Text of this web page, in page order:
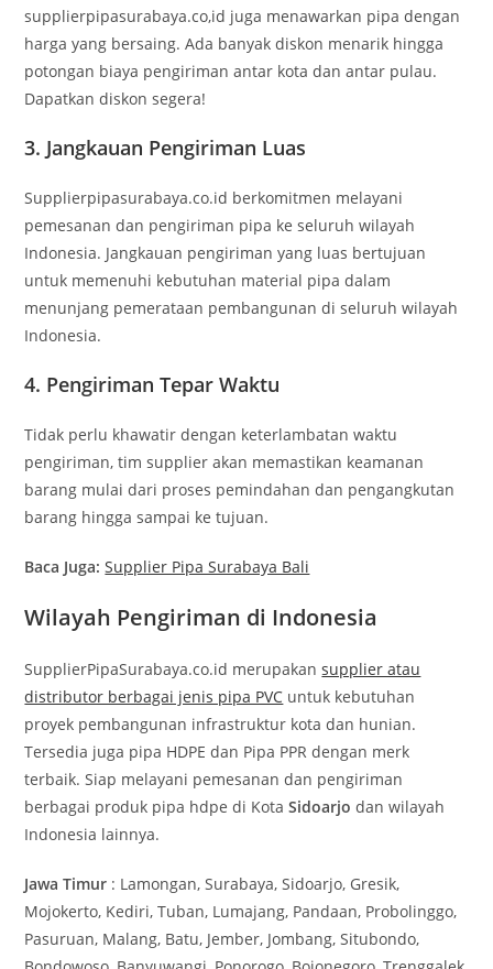
supplierpipasurabaya.co,id juga menawarkan pipa dengan
harga yang bersaing. Ada banyak diskon menarik hingga
potongan biaya pengiriman antar kota dan antar pulau.
Dapatkan diskon segera!
3. Jangkauan Pengiriman Luas
Supplierpipasurabaya.co.id berkomitmen melayani
pemesanan dan pengiriman pipa ke seluruh wilayah
Indonesia. Jangkauan pengiriman yang luas bertujuan
untuk memenuhi kebutuhan material pipa dalam
menunjang pemerataan pembangunan di seluruh wilayah
Indonesia.
4. Pengiriman Tepar Waktu
Tidak perlu khawatir dengan keterlambatan waktu
pengiriman, tim supplier akan memastikan keamanan
barang mulai dari proses pemindahan dan pengangkutan
barang hingga sampai ke tujuan.
Baca Juga: Supplier Pipa Surabaya Bali
Wilayah Pengiriman di Indonesia
SupplierPipaSurabaya.co.id merupakansupplier atau
distributor berbagai jenis pipa PVC untuk kebutuhan
proyek pembangunan infrastruktur kota dan hunian.
Tersedia juga pipa HDPE dan Pipa PPR dengan merk
terbaik. Siap melayani pemesanan dan pengiriman
berbagai produk pipa hdpe di KotaSidoarjodan wilayah
Indonesia lainnya.
Jawa Timur : Lamongan, Surabaya, Sidoarjo, Gresik,
Mojokerto, Kediri, Tuban, Lumajang, Pandaan, Probolinggo,
Pasuruan, Malang, Batu, Jember, Jombang, Situbondo,